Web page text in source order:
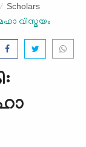
Scholars
വിസ്മയം